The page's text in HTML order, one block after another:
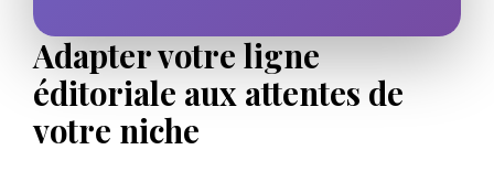
Adapter votre ligne
éditoriale aux attentes de
votre niche